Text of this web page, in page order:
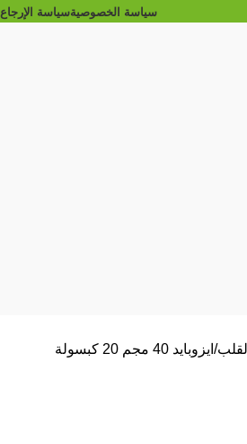
سياسة الخصوصيةسياسة الإرجاع
ايزوبايد 40 مجم 20 كبسولة